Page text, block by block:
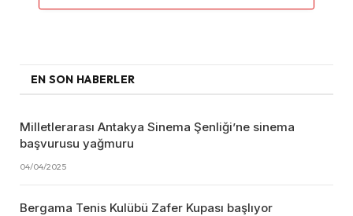
EN SON HABERLER
Milletlerarası Antakya Sinema Şenliği’ne sinema
başvurusu yağmuru
04/04/2025
Bergama Tenis Kulübü Zafer Kupası başlıyor